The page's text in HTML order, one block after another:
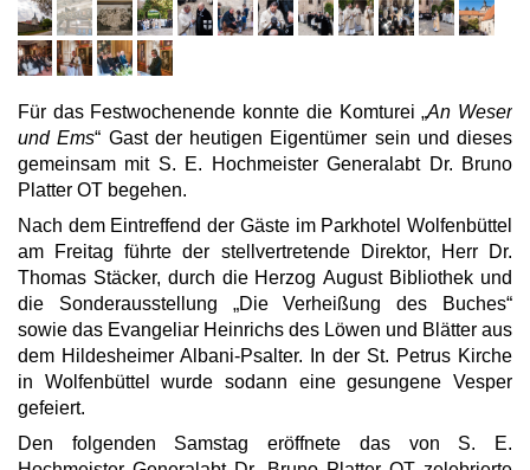
Für das Festwochenende konnte die Komturei „An Weser
und Ems“ Gast der heutigen Eigentümer sein und dieses
gemeinsam mit S. E. Hochmeister Generalabt Dr. Bruno
Platter OT begehen.
Nach dem Eintreffend der Gäste im Parkhotel Wolfenbüttel
am Freitag führte der stellvertretende Direktor, Herr Dr.
Thomas Stäcker, durch die Herzog August Bibliothek und
die Sonderausstellung „Die Verheißung des Buches“
sowie das Evangeliar Heinrichs des Löwen und Blätter aus
dem Hildesheimer Albani-Psalter. In der St. Petrus Kirche
in Wolfenbüttel wurde sodann eine gesungene Vesper
gefeiert.
Den folgenden Samstag eröffnete das von S. E.